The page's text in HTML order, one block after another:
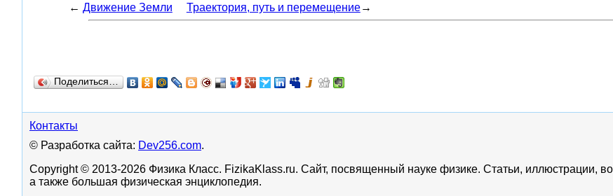
← Движение Земли Траектория, путь и перемещение→
Поделиться…
Контакты
© Разработка сайта: Dev256.com.
Copyright © 2013-2026 Физика Класс. FizikaKlass.ru. Сайт, посвященный науке физике. Статьи, иллюстрации,
а также большая физическая энциклопедия.